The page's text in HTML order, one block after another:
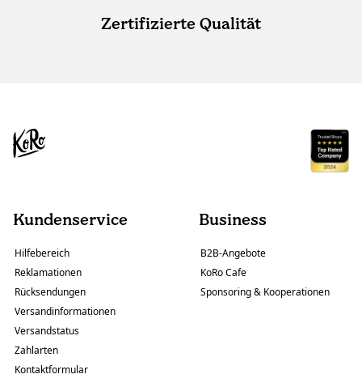
Zertifizierte Qualität
Kundenservice
Hilfebereich
Reklamationen
Rücksendungen
Versandinformationen
Versandstatus
Zahlarten
Kontaktformular
Business
B2B-Angebote
KoRo Cafe
Sponsoring & Kooperationen